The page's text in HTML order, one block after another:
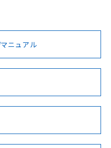
だく前に、以下を必ずお読
Cd Cr(VI)
ニュアル